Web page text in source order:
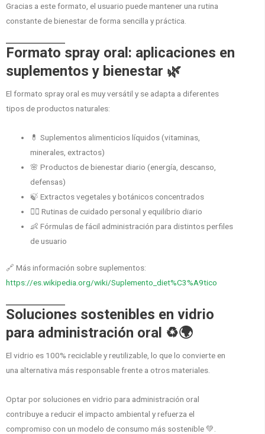
Gracias a este formato, el usuario puede mantener una rutina
constante de bienestar de forma sencilla y práctica.
Formato spray oral: aplicaciones en
suplementos y bienestar 🌿
El formato spray oral es muy versátil y se adapta a diferentes
tipos de productos naturales:
💊 Suplementos alimenticios líquidos (vitaminas,
minerales, extractos)
🌸 Productos de bienestar diario (energía, descanso,
defensas)
🍃 Extractos vegetales y botánicos concentrados
🧘‍♀️ Rutinas de cuidado personal y equilibrio diario
👶 Fórmulas de fácil administración para distintos perfiles
de usuario
🔗 Más información sobre suplementos:
https://es.wikipedia.org/wiki/Suplemento_diet%C3%A9tico
Soluciones sostenibles en vidrio
para administración oral ♻️🌍
El vidrio es 100% reciclable y reutilizable, lo que lo convierte en
una alternativa más responsable frente a otros materiales.
Optar por soluciones en vidrio para administración oral
contribuye a reducir el impacto ambiental y refuerza el
compromiso con un modelo de consumo más sostenible 💚.